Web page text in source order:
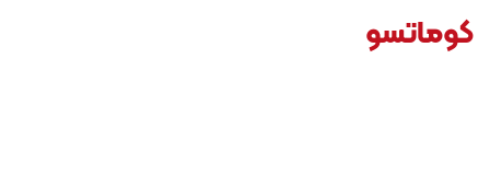
کوماتسو